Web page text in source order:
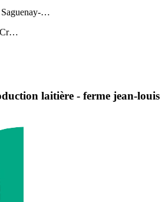
…
Cr…
laitière - ferme jean-louis